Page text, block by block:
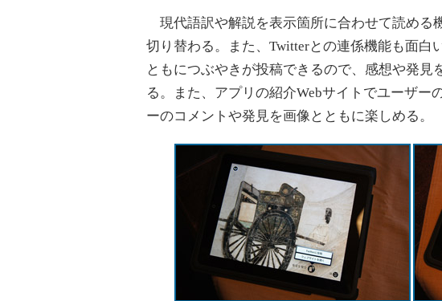
現代語訳や解説を表示箇所に合わせて読める
切り替わる。また、Twitterとの連係機能も面白
ともにつぶやきが投稿できるので、感想や発見
る。また、アプリの紹介Webサイトでユーザー
ーのコメントや発見を画像とともに楽しめる。